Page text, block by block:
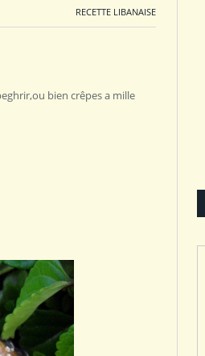
RECETTE LIBANAISE
bien crêpes a mille